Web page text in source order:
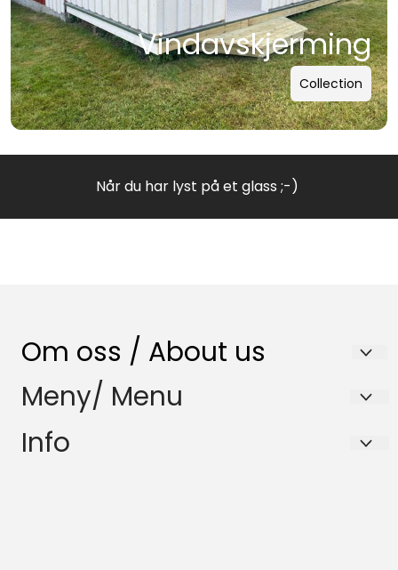
Vindavskjerming
Collection
Når du har lyst på et glass ;-)
Om oss / About us
Nenset Glassverksted AS
Trommedalsvegen 223
3735 Skien
Meny/ Menu
Salgsbetingelser
Info